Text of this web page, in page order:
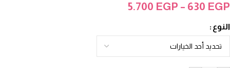
630 EGP
–
5.700 EGP
النوع